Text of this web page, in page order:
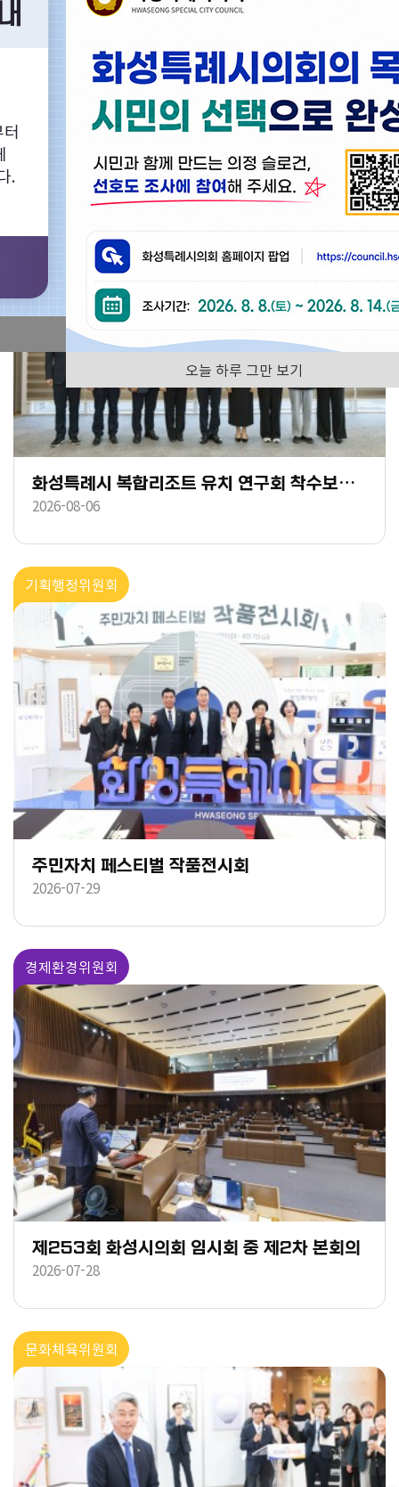
화성특례시의회의 다양한 회의영상을 찾아보실 수 있습니다.
화성특례시의회의정활동사진
화성특례시 복합리조트 유치 연구회 착수보고회
2026-08-06
기획행정위원회
주민자치 페스티벌 작품전시회
2026-07-29
경제환경위원회
제253회 화성시의회 임시회 중 제2차 본회의
2026-07-28
문화체육위원회
.
오늘 하루 그만 보기